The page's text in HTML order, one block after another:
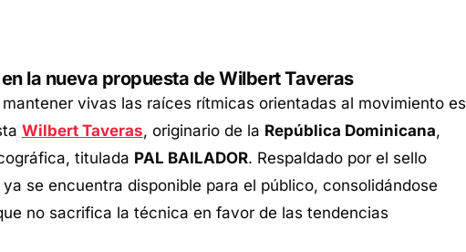
la nueva propuesta de Wilbert Taveras
vivas las raíces rítmicas orientadas al movimiento es
Wilbert Taveras, originario de la República Dominicana,
titulada PAL BAILADOR. Respaldado por el sello
se encuentra disponible para el público, consolidándose
no sacrifica la técnica en favor de las tendencias